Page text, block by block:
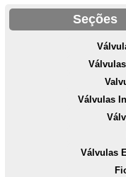
Seções
Válvulas
Válvulas